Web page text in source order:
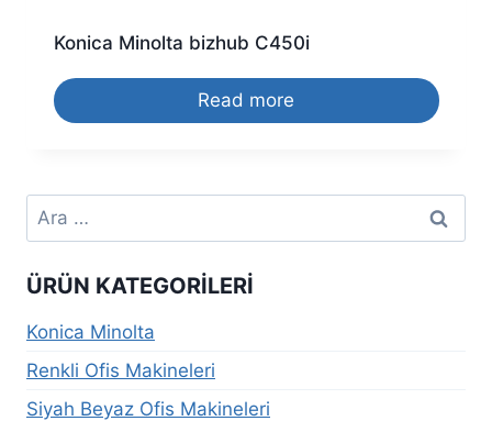
Konica Minolta bizhub C450i
Read more
Arama:
ÜRÜN KATEGORILERI
Konica Minolta
Renkli Ofis Makineleri
Siyah Beyaz Ofis Makineleri